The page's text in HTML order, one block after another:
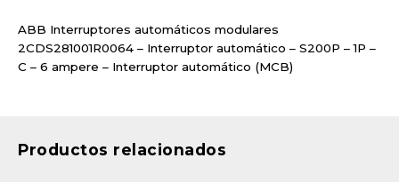
ABB Interruptores automáticos modulares
2CDS281001R0064 – Interruptor automático – S200P – 1P –
C – 6 ampere – Interruptor automático (MCB)
Productos relacionados